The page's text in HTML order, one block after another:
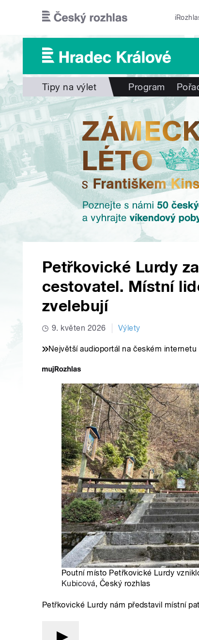
Tipy na výlet Program
Petřkovické Lurdy
cestovatel. Místní
zvelebují
9. květen 2026 Výlety
Největší audioportál na českém internetu
Poutní místo Petřkovické Lurdy
Kubicová, Český rozhlas
Petřkovické Lurdy nám představil místní